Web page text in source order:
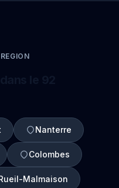
Nanterre
Colombes
Malmaison